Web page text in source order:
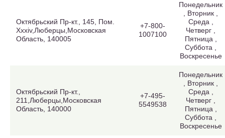
Октябрьский Пр-кт., 145, Пом.
Xxxiv,Люберцы,Московская
Область, 140005
+7-800-
1007100
Понедельник
, Вторник ,
Среда ,
Четверг ,
Пятница ,
Суббота ,
Воскресенье
Октябрьский Пр-кт.,
211,Люберцы,Московская
Область, 140000
+7-495-
5549538
Понедельник
, Вторник ,
Среда ,
Четверг ,
Пятница ,
Суббота ,
Воскресенье